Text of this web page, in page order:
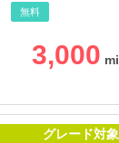
無料
3,000
グレード対象